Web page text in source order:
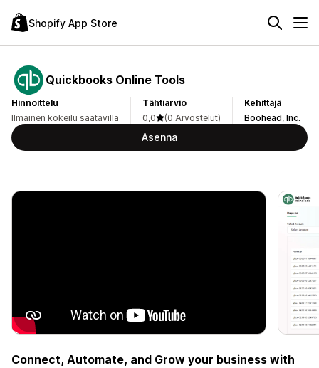
Shopify App Store
Quickbooks Online Tools
Hinnoittelu
Ilmainen kokeilu saatavilla
Tähtiarvio
0,0
(0 Arvostelut)
Kehittäjä
Boohead, Inc.
Asenna
Connect, Automate, and Grow your business with